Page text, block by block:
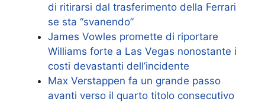
di ritirarsi dal trasferimento della Ferrari
se sta “svanendo”
James Vowles promette di riportare
Williams forte a Las Vegas nonostante i
costi devastanti dell’incidente
Max Verstappen fa un grande passo
avanti verso il quarto titolo consecutivo